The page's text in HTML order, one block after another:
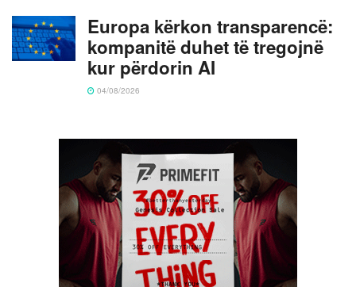
Europa kërkon transparencë:
kompanitë duhet të tregojnë
kur përdorin AI
04/08/2026